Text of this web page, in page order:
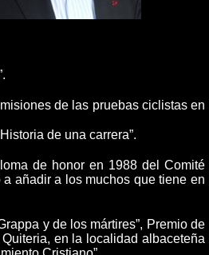
de las pruebas ciclistas en
de una carrera”.
de honor en 1988 del Comité
añadir a los muchos que tiene en
y de los mártires”, Premio de
en la localidad albaceteña